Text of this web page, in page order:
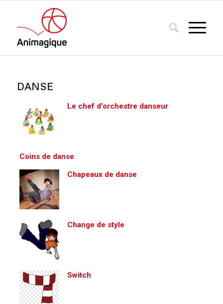
DANSE
Le chef d’orchestre danseur
Coins de danse
Chapeaux de danse
Change de style
Switch